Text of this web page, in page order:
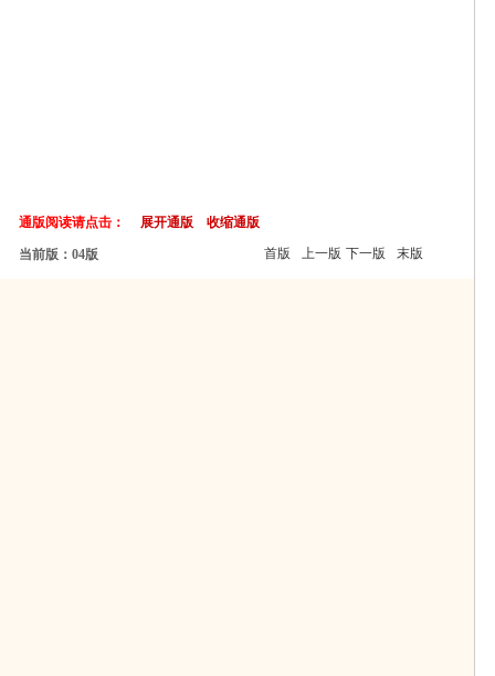
通版阅读请点击： 展开通版 收缩通版
当前版：04版 首版 上一版 下一版 末版